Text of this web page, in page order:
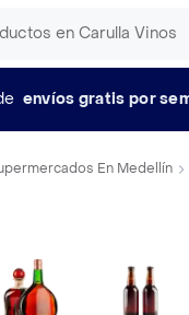
envíos gratis por
En Medellín